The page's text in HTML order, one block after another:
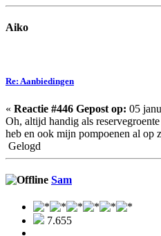
Aiko
Re: Aanbiedingen
« Reactie #446 Gepost op: 05
Oh, altijd handig als
heb en ook mijn pompoenen al op
Gelogd
Sam
7.655